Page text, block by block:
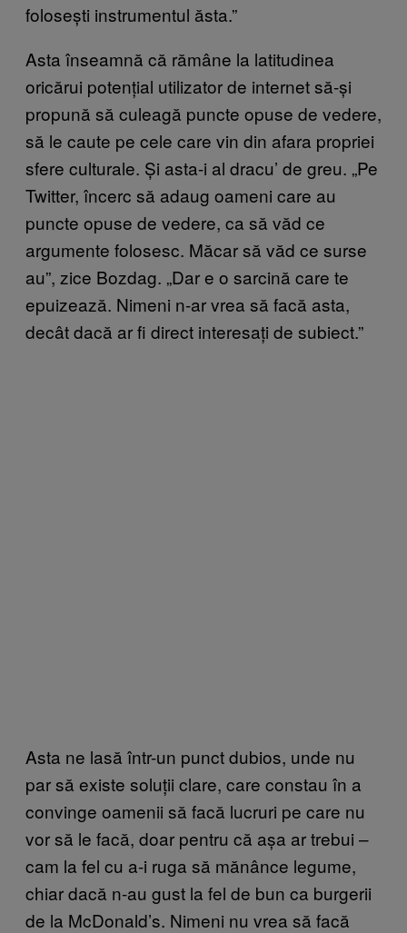
folosești instrumentul ăsta.”
Asta înseamnă că rămâne la latitudinea
oricărui potențial utilizator de internet să-și
propună să culeagă puncte opuse de vedere,
să le caute pe cele care vin din afara propriei
sfere culturale. Și asta-i al dracu’ de greu. „Pe
Twitter, încerc să adaug oameni care au
puncte opuse de vedere, ca să văd ce
argumente folosesc. Măcar să văd ce surse
au”, zice Bozdag. „Dar e o sarcină care te
epuizează. Nimeni n-ar vrea să facă asta,
decât dacă ar fi direct interesați de subiect.”
Asta ne lasă într-un punct dubios, unde nu
par să existe soluții clare, care constau în a
convinge oamenii să facă lucruri pe care nu
vor să le facă, doar pentru că așa ar trebui –
cam la fel cu a-i ruga să mănânce legume,
chiar dacă n-au gust la fel de bun ca burgerii
de la McDonald’s. Nimeni nu vrea să facă